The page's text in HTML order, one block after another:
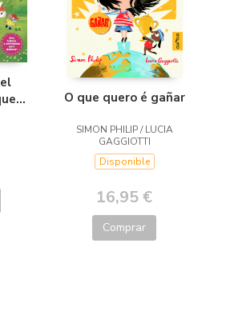
O que quero é gañar
SIMON PHILIP / LUCIA
GAGGIOTTI
Disponible
16,95 €
Comprar